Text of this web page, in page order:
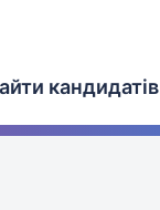
кандидатів